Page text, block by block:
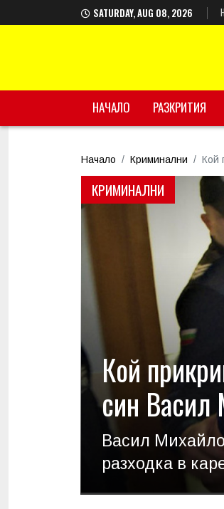
SATURDAY, AUG 08, 2026
НАЧАЛО РАЗКРИТИЯ
Начало Криминални Кой
КРИМИНАЛНИ
Кой
син Васил
Васил
разходка в